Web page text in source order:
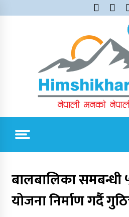
to
Himshikhar Online
जुम्लाबाट सुर्खेत र
कार्टुन स्याउ प्रहरीले
बालबालिका समबन्धी
योजना निर्माण गर्दै